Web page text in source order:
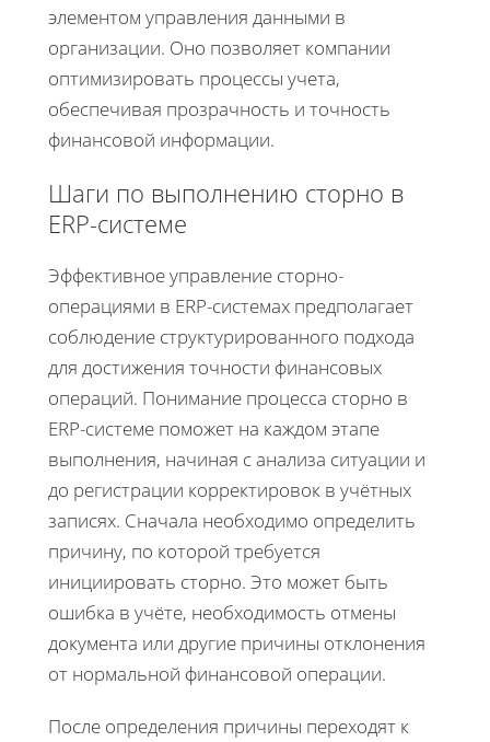
элементом управления данными в
организации. Оно позволяет компании
оптимизировать процессы учета,
обеспечивая прозрачность и точность
финансовой информации.
Шаги по выполнению сторно в
ERP-системе
Эффективное управление сторно-
операциями в ERP-системах предполагает
соблюдение структурированного подхода
для достижения точности финансовых
операций. Понимание процесса сторно в
ERP-системе поможет на каждом этапе
выполнения, начиная с анализа ситуации и
до регистрации корректировок в учётных
записях. Сначала необходимо определить
причину, по которой требуется
инициировать сторно. Это может быть
ошибка в учёте, необходимость отмены
документа или другие причины отклонения
от нормальной финансовой операции.
После определения причины переходят к